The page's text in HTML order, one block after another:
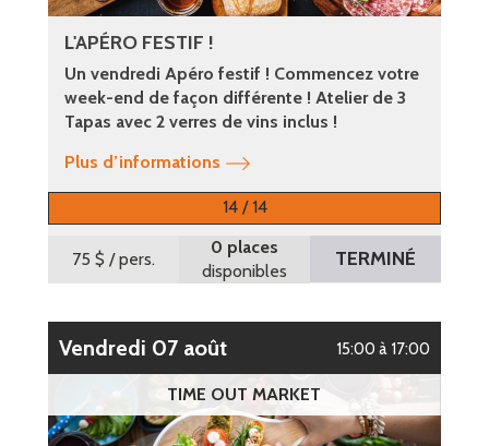
L'APÉRO FESTIF !
Un vendredi Apéro festif ! Commencez votre
week-end de façon différente ! Atelier de 3
Tapas avec 2 verres de vins inclus !
Plus d’informations
14 / 14
75 $ / pers.
0 places
disponibles
TERMINÉ
vendredi 07 août 15:00 à 17:00
TIME OUT MARKET